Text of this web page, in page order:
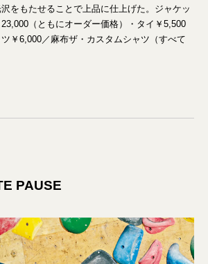
をもたせることで上品に仕上げた。ジャケッ
（ともにオーダー価格）・タイ￥5,500
￥6,000／麻布ザ・カスタムシャツ（すべて
PAUSE